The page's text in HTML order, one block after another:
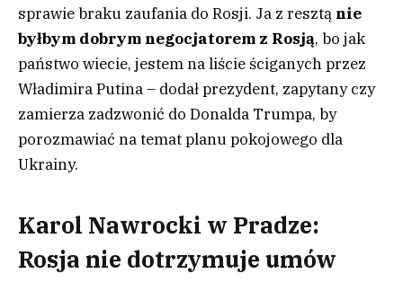
sprawie braku zaufania do Rosji. Ja z resztą nie
byłbym dobrym negocjatorem z Rosją, bo jak
państwo wiecie, jestem na liście ściganych przez
Władimira Putina – dodał prezydent, zapytany czy
zamierza zadzwonić do Donalda Trumpa, by
porozmawiać na temat planu pokojowego dla
Ukrainy.
Karol Nawrocki w Pradze:
Rosja nie dotrzymuje umów